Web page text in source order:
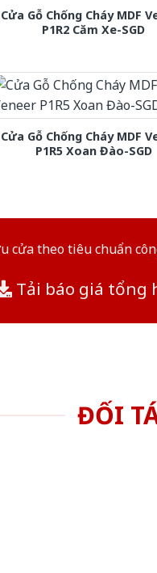
Cửa Gỗ Chống Cháy MDF
P1R2 Căm Xe-SGD
Cửa Gỗ Chống Cháy MDF
P1R5 Xoan Đào-SGD
theo tiêu chuẩn
Tải báo giá tổng
ĐỐI